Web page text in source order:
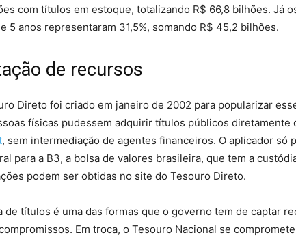
com títulos em estoque, totalizando R$ 66,8 bilhões. Já
5 anos representaram 31,5%, somando R$ 45,2 bilhões.
de recursos
Direto foi criado em janeiro de 2002 para popularizar
físicas pudessem adquirir títulos públicos diretamente
, sem intermediação de agentes financeiros. O aplicador só
para a B3, a bolsa de valores brasileira, que tem a
podem ser obtidas no site do Tesouro Direto.
de títulos é uma das formas que o governo tem de captar
Em troca, o Tesouro Nacional se